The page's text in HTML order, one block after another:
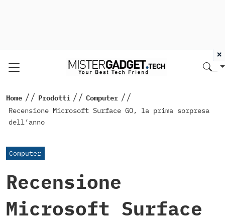
Home // Prodotti // Computer //
Recensione Microsoft Surface GO, la prima sorpresa
dell’anno
Computer
Recensione
Microsoft Surface
×